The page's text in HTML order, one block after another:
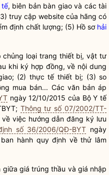
tế, biên bản bàn giao và các tài
truy cập website của hãng có
định chất lượng; (5) Hồ sơ hải
chủng loại trang thiết bị, vật tư
khi ký hợp đồng, về nội dung
(2) thực tế thiết bị; (3) so
mua bán... Các văn bản áp
ngày 12/10/2015 của Bộ Y tế
Thông tư số 07/2002/TT-
việc hướng dẫn đăng ký lưu
số 36/2006/QĐ-BYT ngày
hành quy định về thử lâm
giữa giá trúng thầu và giá nhập